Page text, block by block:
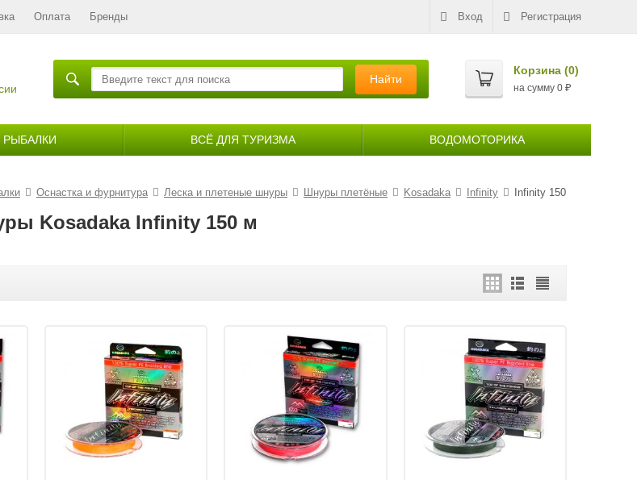
Вход Регистрация
Оплата Бренды
Найти
Корзина (0)
на сумму 0 ₽
ВСЁ ДЛЯ ТУРИЗМА ВОДОМОТОРИКА
Оснастка и фурнитура Леска и плетеные шнуры Шнуры плетёные Kosadaka Infinity Infinity 150
Kosadaka Infinity 150 м